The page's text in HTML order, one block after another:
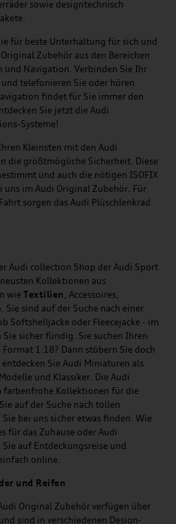
sowie designtechnisch
für beste Unterhaltung für sich und
Zubehör aus den Bereichen
Navigation. Verbinden Sie Ihr
telefonieren Sie oder hören
findet für Sie immer den
Sie jetzt die Audi
Systeme!
Kleinsten mit den Audi
die größtmögliche Sicherheit. Diese
und auch die nötigen ISOFIX
uns im Audi Original Zubehör. Für
sorgen das Audi Plüschlenkrad
Audi collection Shop der Audi Sport
Kollektionen aus
wie Textilien , Accessoires,
sind auf der Suche nach einer
Softshelljacke oder Fleecejacke - im
sicher fündig. Sie suchen Ihren
Format 1:18? Dann stöbern Sie doch
Sie Audi Miniaturen als
und Klassiker. Die Audi
farbenfrohe Kollektionen für die
auf der Suche nach tollen
bei uns sicher etwas finden. Wie
für das Zuhause oder Audi
Sie auf Entdeckungsreise und
online.
und Reifen
Original Zubehör verfügen über
sind in verschiedenen Design-